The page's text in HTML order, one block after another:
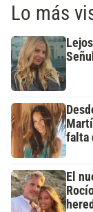
Lo más
falta
El